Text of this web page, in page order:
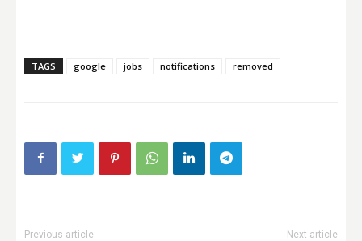
TAGS google jobs notifications removed
Previous article Next article